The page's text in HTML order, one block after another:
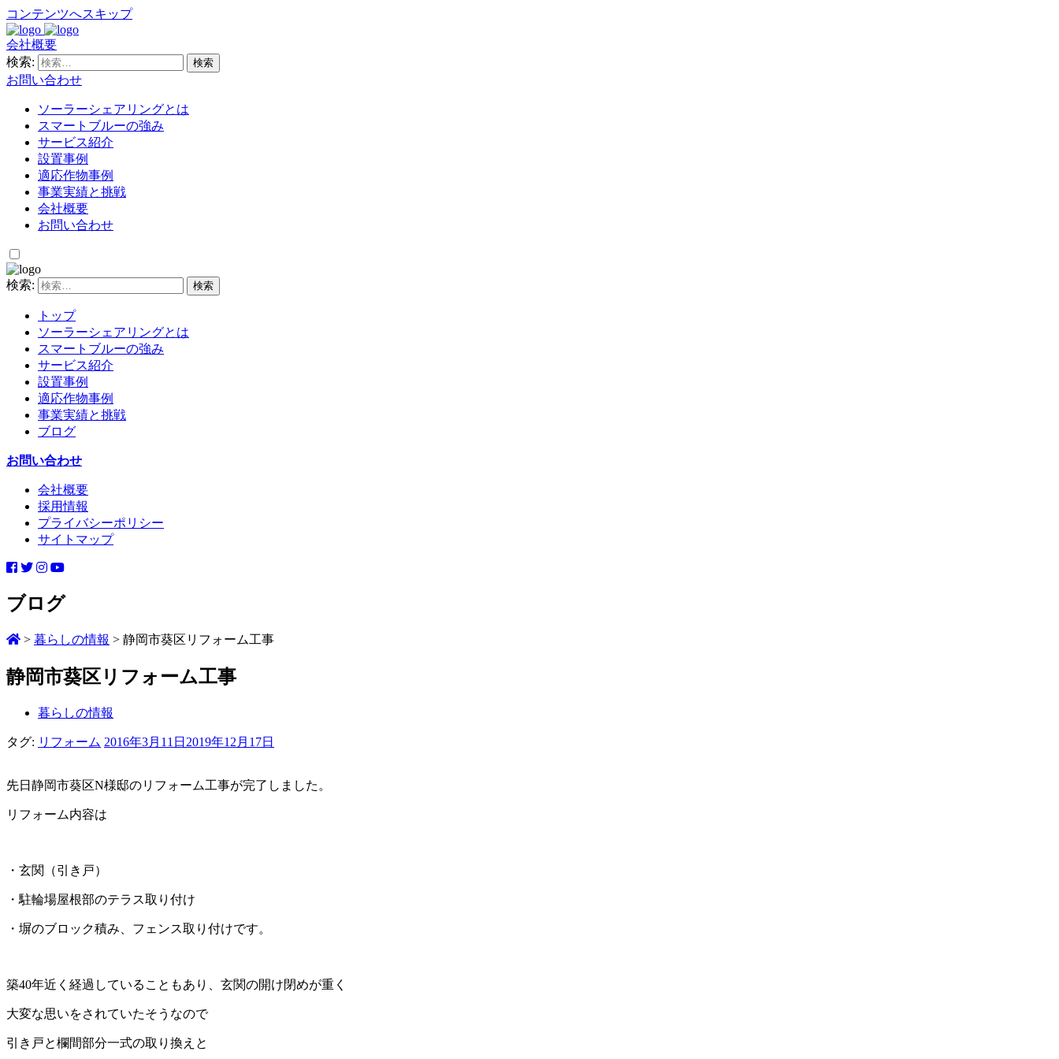
コンテンツへスキップ
会社概要
検索:
お問い合わせ
ソーラーシェアリングとは
スマートブルーの強み
サービス紹介
設置事例
適応作物事例
事業実績と挑戦
会社概要
お問い合わせ
検索:
トップ
ソーラーシェアリングとは
スマートブルーの強み
サービス紹介
設置事例
適応作物事例
事業実績と挑戦
ブログ
お問い合わせ
会社概要
採用情報
プライバシーポリシー
サイトマップ
ブログ
> 暮らしの情報 > 静岡市葵区リフォーム工事
静岡市葵区リフォーム工事
暮らしの情報
タグ: リフォーム 2016年3月11日 2019年12月17日
先日静岡市葵区N様邸のリフォーム工事が完了しました。
リフォーム内容は
・玄関（引き戸）
・駐輪場屋根部のテラス取り付け
・塀のブロック積み、フェンス取り付けです。
築40年近く経過していることもあり、玄関の開け閉めが重く
大変な思いをされていたそうなので
引き戸と欄間部分一式の取り換えと